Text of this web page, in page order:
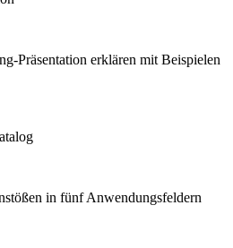
Präsentation erklären mit Beispielen
in fünf Anwendungsfeldern